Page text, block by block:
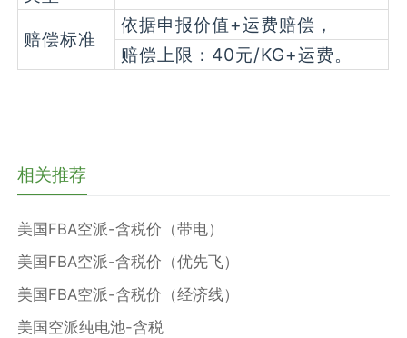
赔偿标准
依据申报价值+运费赔偿，
赔偿上限：40元/KG+运费。
相关推荐
美国FBA空派-含税价（带电）
美国FBA空派-含税价（优先飞）
美国FBA空派-含税价（经济线）
美国空派纯电池-含税